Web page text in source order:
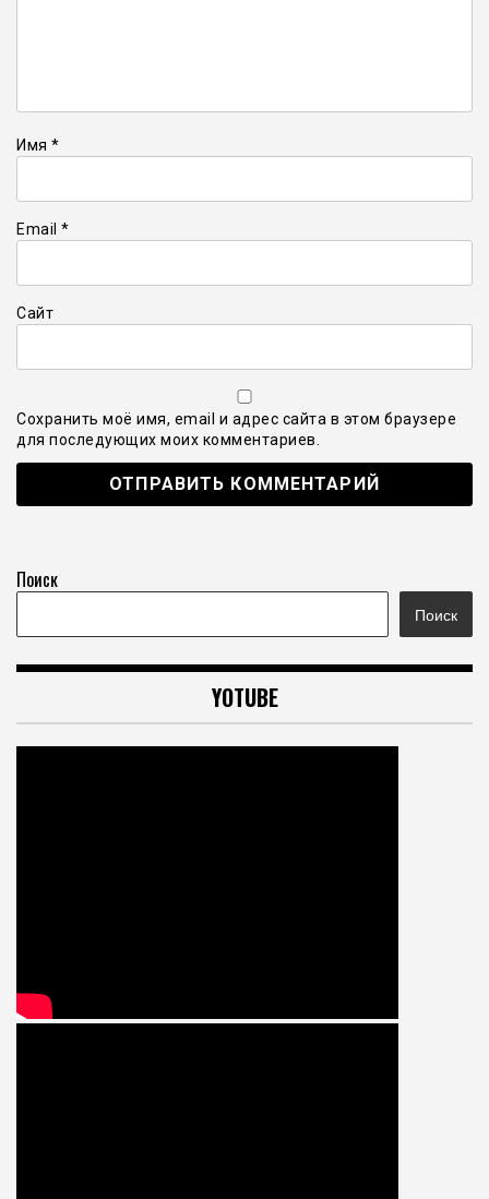
Имя *
Email *
Сайт
Сохранить моё имя, email и адрес сайта в этом браузере
для последующих моих комментариев.
Поиск
Поиск
YOTUBE